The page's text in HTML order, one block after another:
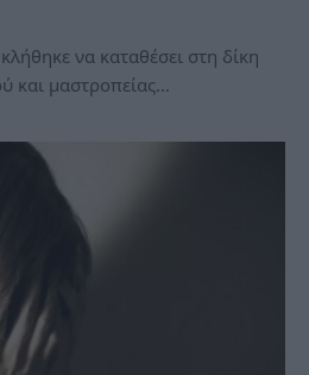
να καταθέσει στη δίκη
και μαστροπείας…